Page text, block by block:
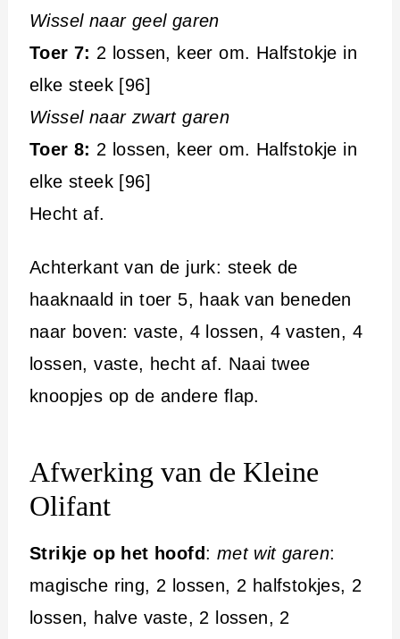
Wissel naar geel garen
Toer 7: 2 lossen, keer om. Halfstokje in
elke steek [96]
Wissel naar zwart garen
Toer 8: 2 lossen, keer om. Halfstokje in
elke steek [96]
Hecht af.
Achterkant van de jurk: steek de
haaknaald in toer 5, haak van beneden
naar boven: vaste, 4 lossen, 4 vasten, 4
lossen, vaste, hecht af. Naai twee
knoopjes op de andere flap.
Afwerking van de Kleine
Olifant
Strikje op het hoofd: met wit garen:
magische ring, 2 lossen, 2 halfstokjes, 2
lossen, halve vaste, 2 lossen, 2